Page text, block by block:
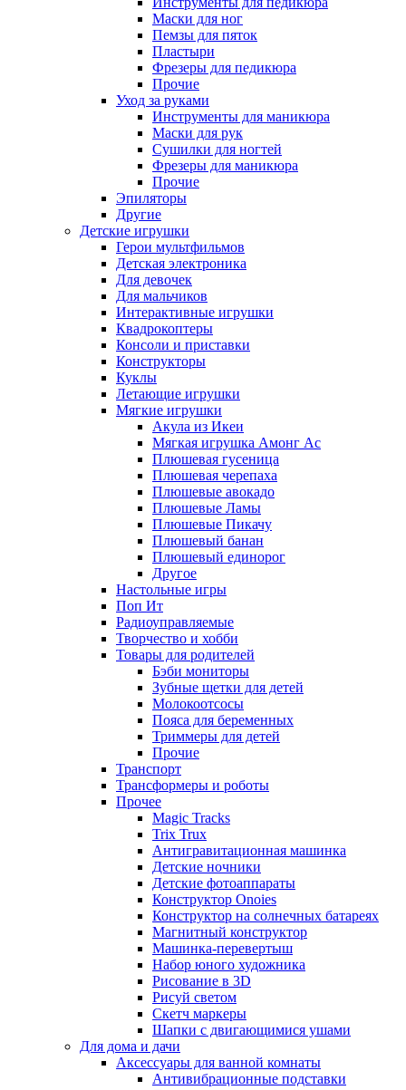
Маски для ног
Пемзы для пяток
Пластыри
Фрезеры для педикюра
Прочие
Уход за руками
Инструменты для маникюра
Маски для рук
Сушилки для ногтей
Фрезеры для маникюра
Прочие
Эпиляторы
Другие
Детские игрушки
Герои мультфильмов
Детская электроника
Для девочек
Для мальчиков
Интерактивные игрушки
Квадрокоптеры
Консоли и приставки
Конструкторы
Куклы
Летающие игрушки
Мягкие игрушки
Акула из Икеи
Мягкая игрушка Амонг Ас
Плюшевая гусеница
Плюшевая черепаха
Плюшевые авокадо
Плюшевые Ламы
Плюшевые Пикачу
Плюшевый банан
Плюшевый единорог
Другое
Настольные игры
Поп Ит
Радиоуправляемые
Творчество и хобби
Товары для родителей
Бэби мониторы
Зубные щетки для детей
Молокоотсосы
Пояса для беременных
Триммеры для детей
Прочие
Транспорт
Трансформеры и роботы
Прочее
Magic Tracks
Trix Trux
Антигравитационная машинка
Детские ночники
Детские фотоаппараты
Конструктор Onoies
Конструктор на солнечных батареях
Магнитный конструктор
Машинка-перевертыш
Набор юного художника
Рисование в 3D
Рисуй светом
Скетч маркеры
Шапки с двигающимися ушами
Для дома и дачи
Аксессуары для ванной комнаты
Антивибрационные подставки